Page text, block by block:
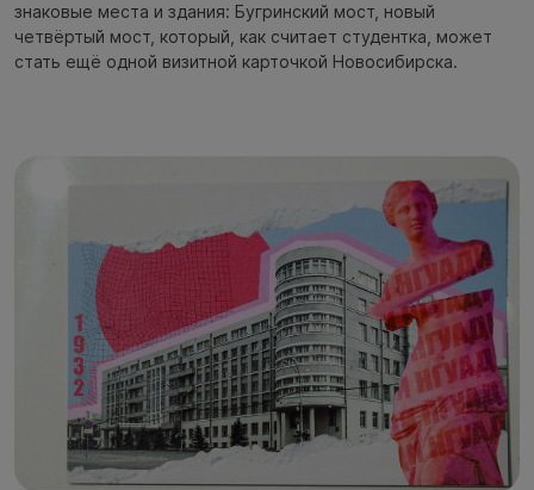
знаковые места и здания: Бугринский мост, новый
четвёртый мост, который, как считает студентка, может
стать ещё одной визитной карточкой Новосибирска.